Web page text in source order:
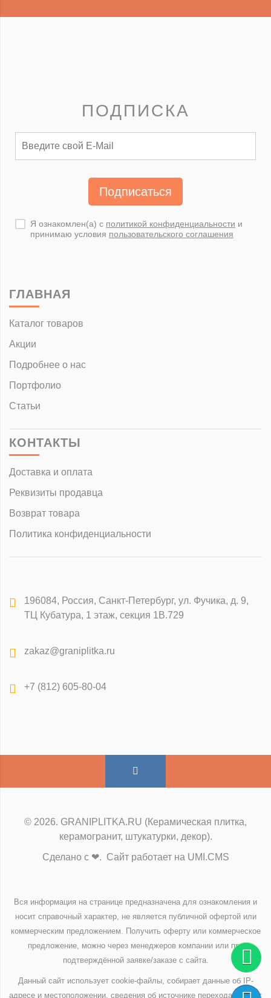
ПОДПИСКА
Подписаться
Я ознакомлен(а) с политикой конфиденциальности и
принимаю условия пользовательского соглашения
ГЛАВНАЯ
Каталог товаров
Акции
Подробнее о нас
Портфолио
Статьи
КОНТАКТЫ
Доставка и оплата
Реквизиты продавца
Возврат товара
Политика конфиденциальности
196084, Россия, Санкт-Петербург, ул. Фучика, д. 9,
ТЦ Кубатура, 1 этаж, секция 1В.729
zakaz@graniplitka.ru
+7 (812) 605-80-04
© 2026. GRANIPLITKA.RU (Керамическая плитка,
керамогранит, штукатурки, декор).
Сделано с ❤. Сайт работает на UMI.CMS
Вся информация на странице предназначена для ознакомления и
носит справочный характер, не является публичной офертой или
коммерческим предложением. Получить оферту или коммерческое
предложение, можно через менеджеров компании или при
подтверждённой заявке/заказе с сайта.
Данный сайт использует cookie-файлы, собирает данные об IP-
адресе и местоположении, сведения об источнике перехода на сайт